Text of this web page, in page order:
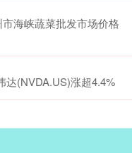
海峡蔬菜批发市场价格
达(NVDA.US)涨超4.4%